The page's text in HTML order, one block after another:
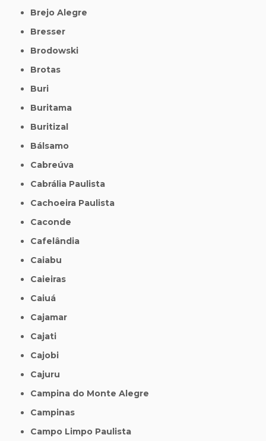
Brejo Alegre
Bresser
Brodowski
Brotas
Buri
Buritama
Buritizal
Bálsamo
Cabreúva
Cabrália Paulista
Cachoeira Paulista
Caconde
Cafelândia
Caiabu
Caieiras
Caiuá
Cajamar
Cajati
Cajobi
Cajuru
Campina do Monte Alegre
Campinas
Campo Limpo Paulista